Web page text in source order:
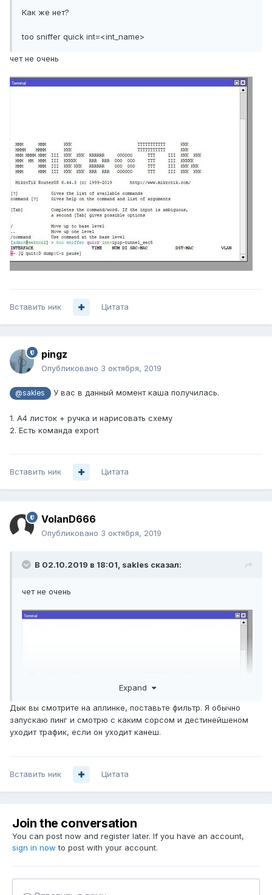
Как же нет?
too sniffer quick int=<int _name>
чет не очень
Вставить ник Цитата
pingz
Опубликовано 3 октября, 2019
@sakles У вас в данный момент каша получилась.
1. А4 листок + ручка и нарисовать схему
2. Есть команда export
Вставить ник Цитата
VolanD666
Опубликовано 3 октября, 2019
В 02.10.2019 в 18:01, sakles сказал:
чет не очень
Expand
Дык вы смотрите на аплинке, поставьте фильтр. Я обычно
запускаю пинг и смотрю с каким сорсом и дестинейшеном
уходит трафик, если он уходит канеш.
Вставить ник Цитата
Join the conversation
You can post now and register later. If you have an account,
sign in now to post with your account.